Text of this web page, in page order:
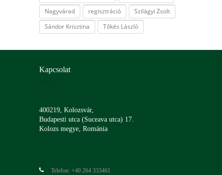
Nagyvárad
regisztráció
Szilágyi Zsolt
Sándor Krisztina
Tőkés László
Kapcsolat
400219, Kolozsvár,
Budapesti utca (Suceava utca) 17.
Kolozs megye, Románia
Telefon: +40 264 333461